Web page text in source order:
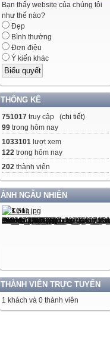
Bạn thấy website của chúng tôi
như thế nào?
Đẹp
Bình thường
Đơn điệu
Ý kiến khác
THỐNG KÊ
751017 truy cập (chi tiết)
99 trong hôm nay
1033101 lượt xem
122 trong hôm nay
202 thành viên
ẢNH NGẪU NHIÊN
THÀNH VIÊN TRỰC TUYẾN
1 khách và 0 thành viên